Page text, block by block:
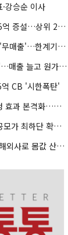
강승순 이사
그린생명과학, 매출 3배 뛰자 65억 증설…상위 2곳 의존도 82%
삼일제약, 1400억 베트남 공장 '무매출'…한계기업 편입 위기
녹십자, 혈장 내재화 '양날의 검'…매출 늘고 원가도 상승
CB '시한폭탄'
화…재무체력 '강화'
단 확정…600억 조달
몸값 산정…520억 공모